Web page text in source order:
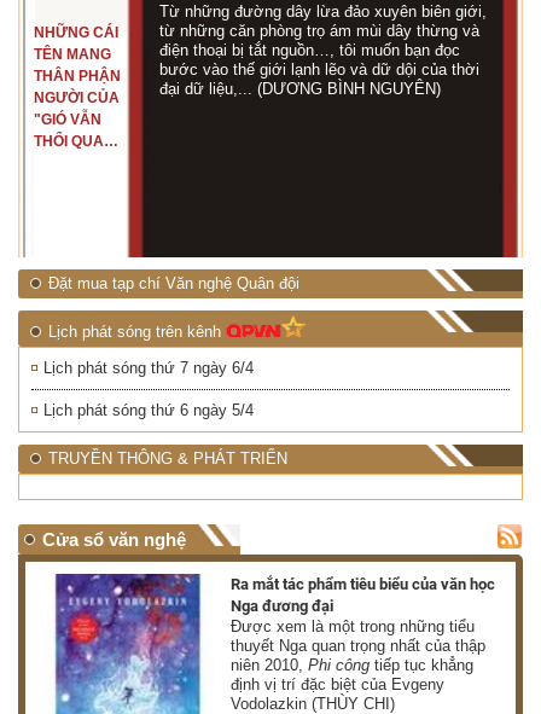
NHỮNG CÁI
TÊN MANG
THÂN PHẬN
NGƯỜI CỦA
"GIÓ VẪN
THỔI QUA
Từ những đường dây lừa đảo xuyên biên giới,
từ những căn phòng trọ ám mùi dây thừng và
điện thoại bị tắt nguồn…, tôi muốn bạn đọc
bước vào thế giới lạnh lẽo và dữ dội của thời
đại dữ liệu,... (DƯƠNG BÌNH NGUYÊN)
Đặt mua tạp chí Văn nghệ Quân đội
Lịch phát sóng trên kênh
Lịch phát sóng thứ 7 ngày 6/4
Lịch phát sóng thứ 6 ngày 5/4
TRUYỀN THÔNG & PHÁT TRIỂN
Cửa sổ văn nghệ
Ra mắt tác phẩm tiêu biểu của văn học
Nga đương đại
Được xem là một trong những tiểu
thuyết Nga quan trọng nhất của thập
niên 2010,Phi công tiếp tục khẳng
định vị trí đặc biệt của Evgeny
Vodolazkin (THÙY CHI)